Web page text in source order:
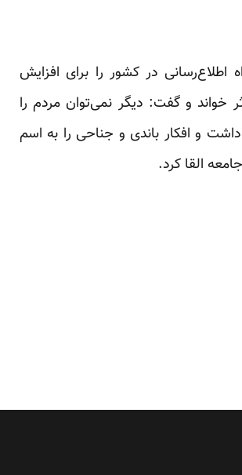
اطلاع‌رسانی در کشور را برای افزایش
خواند و گفت: دیگر نمی‌توان مردم را
و افکار باندی و جناحی را به اسم
القا کرد.